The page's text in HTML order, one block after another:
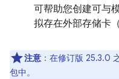
可帮助您创建可与
拟存在外部存储卡
注意 ：在修订版 25.3.0
包中。